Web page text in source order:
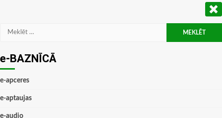
Meklēt:
e-BAZNĪCĀ
e-apceres
e-aptaujas
e-audio